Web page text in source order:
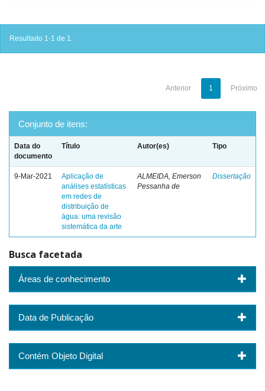
Resultado 1-1 de 1.
Anterior 1 Próximo
Conjunto de itens:
Data do
documento
Título Autor(es) Tipo
9-Mar-2021
Aplicação de
análises estatísticas
em redes de
distribuição de
água: uma revisão
sistemática da arte
ALMEIDA, Emerson
Pessanha de
Dissertação
Busca facetada
Áreas de conhecimento
Data de Publicação
Contém Objeto Digital